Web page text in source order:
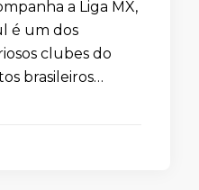
a Liga MX,
é um dos
clubes do
brasileiros